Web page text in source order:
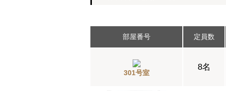
部屋番号 定員数
301号室
8名